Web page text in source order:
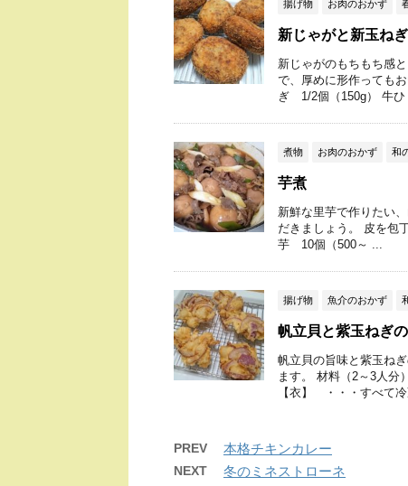
揚げ物 お肉のおかず
新じゃがと新玉ね
新じゃがのもちもち感
で、厚めに形作っても
ぎ 1/2個（150g） 牛ひ
煮物 お肉のおかず 和
芋煮
新鮮な里芋で作りたい
だきましょう。 皮を包
芋 10個（500～ ...
揚げ物 魚介のおかず
帆立貝と紫玉ねぎ
帆立貝の旨味と紫玉ね
ます。 材料（2～3人
【衣】 ・・・すべて
PREV 本格チキンカレー
NEXT 冬のミネストローネ